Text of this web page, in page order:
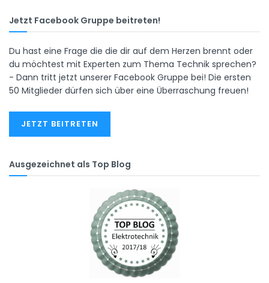
Jetzt Facebook Gruppe beitreten!
Du hast eine Frage die die dir auf dem Herzen brennt oder
du möchtest mit Experten zum Thema Technik sprechen?
- Dann tritt jetzt unserer Facebook Gruppe bei! Die ersten
50 Mitglieder dürfen sich über eine Überraschung freuen!
JETZT BEITRETEN
Ausgezeichnet als Top Blog